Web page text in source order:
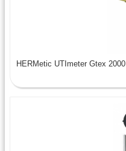
HERMetic UTImeter Gtex 2000